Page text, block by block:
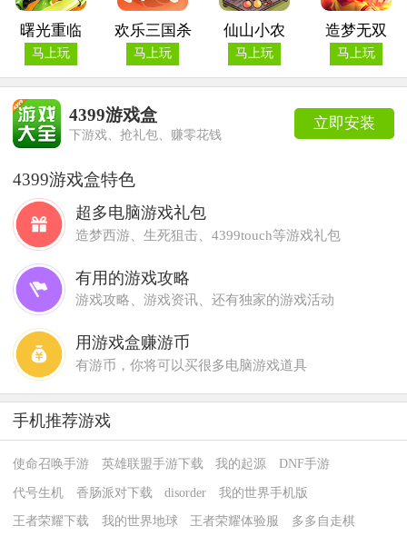
曙光重临
马上玩
欢乐三国杀
马上玩
仙山小农
马上玩
造梦无双
马上玩
立即安装
4399游戏盒
下游戏、抢礼包、赚零花钱
4399游戏盒特色
超多电脑游戏礼包
造梦西游、生死狙击、4399touch等游戏礼包
有用的游戏攻略
游戏攻略、游戏资讯、还有独家的游戏活动
用游戏盒赚游币
有游币，你将可以买很多电脑游戏道具
手机推荐游戏
使命召唤手游 英雄联盟手游下载 我的起源 DNF手游
代号生机 香肠派对下载 disorder 我的世界手机版
王者荣耀下载 我的世界地球 王者荣耀体验服 多多自走棋